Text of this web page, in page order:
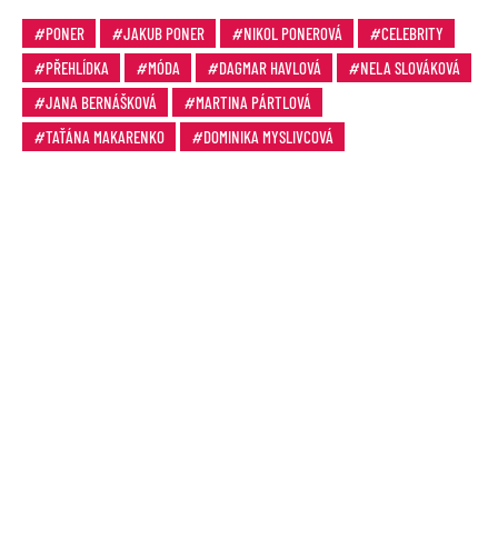
PONER JAKUB PONER NIKOL PONEROVÁ
CELEBRITY
PŘEHLÍDKA
MÓDA DAGMAR HAVLOVÁ
NELA SLOVÁKOVÁ
JANA BERNÁŠKOVÁ
MARTINA PÁRTLOVÁ
TAŤÁNA MAKARENKO
DOMINIKA MYSLIVCOVÁ